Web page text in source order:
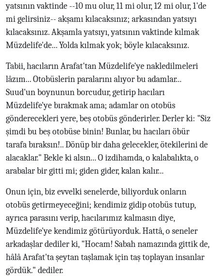
yatsının vaktinde --10 mu olur, 11 mi olur, 12 mi olur, 1'de
mi gelirsiniz-- akşamı kılacaksınız; arkasından yatsıyı
kılacaksınız. Akşamla yatsıyı, yatsının vaktinde kılmak
Müzdelife'de... Yolda kılmak yok; böyle kılacaksınız.
Tabii, hacıların Arafat'tan Müzdelife'ye nakledilmeleri
lâzım... Otobüslerin paralarını alıyor bu adamlar...
Suud'un boynunun borcudur, getirip hacıları
Müzdelife'ye bırakmak ama; adamlar on otobüs
gönderecekleri yere, beş otobüs gönderirler. Derler ki: "Siz
şimdi bu beş otobüse binin! Bunlar, bu hacıları öbür
tarafa bıraksın!.. Dönüp bir daha gelecekler, ötekilerini de
alacaklar." Bekle ki alsın... O izdihamda, o kalabalıkta, o
arabalar bir gitti mi; giden gider, kalan kalır...
Onun için, biz evvelki senelerde, biliyorduk onların
otobüs getirmeyeceğini; kendimiz gidip otobüs tutup,
ayrıca parasını verip, hacılarımız kalmasın diye,
Müzdelife'ye kendimiz götürüyorduk. Hattâ, o seneler
arkadaşlar dediler ki, "Hocam! Sabah namazında gittik de,
hâlâ Arafat'ta şeytan taşlamak için taş toplayan insanlar
gördük." dediler.